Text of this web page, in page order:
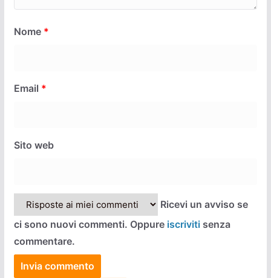
Nome *
Email *
Sito web
Ricevi un avviso se
ci sono nuovi commenti. Oppure iscrivitisenza
commentare.